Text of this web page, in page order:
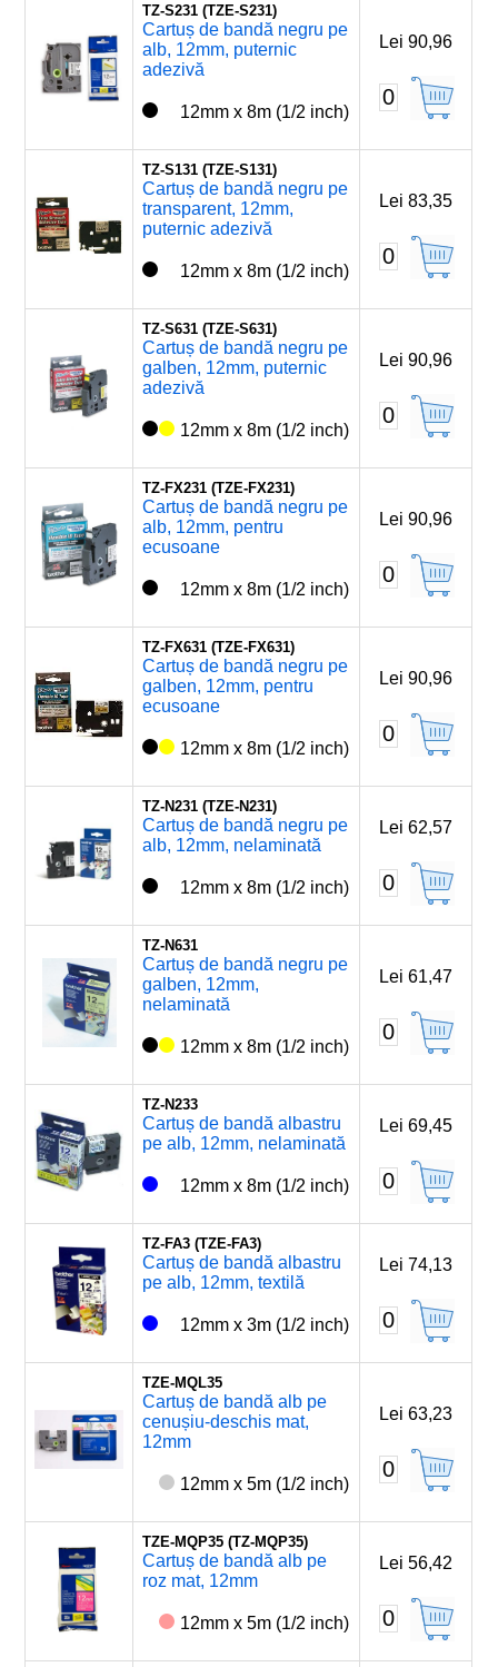
TZ-S231 (TZE-S231)
Cartuș de bandă negru pe
alb, 12mm, puternic
adezivă
12mm x 8m (1/2 inch)
Lei 90,96
0
TZ-S131 (TZE-S131)
Cartuș de bandă negru pe
transparent, 12mm,
puternic adezivă
12mm x 8m (1/2 inch)
Lei 83,35
0
TZ-S631 (TZE-S631)
Cartuș de bandă negru pe
galben, 12mm, puternic
adezivă
12mm x 8m (1/2 inch)
Lei 90,96
0
TZ-FX231 (TZE-FX231)
Cartuș de bandă negru pe
alb, 12mm, pentru
ecusoane
12mm x 8m (1/2 inch)
Lei 90,96
0
TZ-FX631 (TZE-FX631)
Cartuș de bandă negru pe
galben, 12mm, pentru
ecusoane
12mm x 8m (1/2 inch)
Lei 90,96
0
TZ-N231 (TZE-N231)
Cartuș de bandă negru pe
alb, 12mm, nelaminată
12mm x 8m (1/2 inch)
Lei 62,57
0
TZ-N631
Cartuș de bandă negru pe
galben, 12mm,
nelaminată
12mm x 8m (1/2 inch)
Lei 61,47
0
TZ-N233
Cartuș de bandă albastru
pe alb, 12mm, nelaminată
12mm x 8m (1/2 inch)
Lei 69,45
0
TZ-FA3 (TZE-FA3)
Cartuș de bandă albastru
pe alb, 12mm, textilă
12mm x 3m (1/2 inch)
Lei 74,13
0
TZE-MQL35
Cartuș de bandă alb pe
cenușiu-deschis mat,
12mm
12mm x 5m (1/2 inch)
Lei 63,23
0
TZE-MQP35 (TZ-MQP35)
Cartuș de bandă alb pe
roz mat, 12mm
12mm x 5m (1/2 inch)
Lei 56,42
0